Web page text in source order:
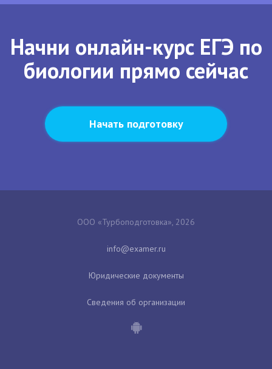
Начни онлайн-курс ЕГЭ по
биологии прямо сейчас
Начать подготовку
ООО «Турбоподготовка», 2026
Юридические документы
Сведения об организации